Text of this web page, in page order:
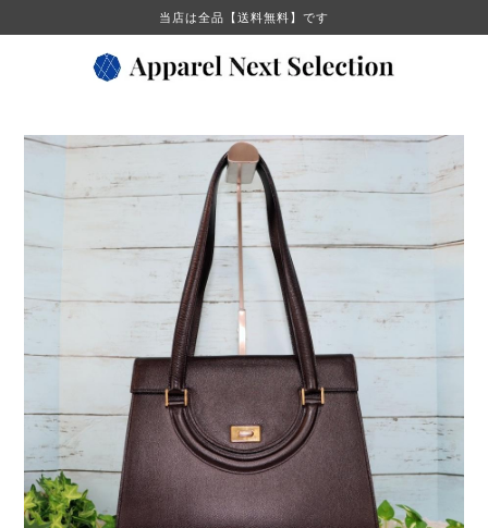
当店は全品【送料無料】です